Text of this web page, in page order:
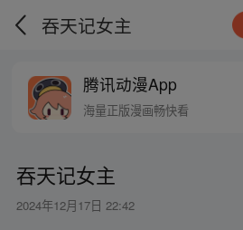
吞天记女主
腾讯动漫App
海量正版漫画畅快看
吞天记女主
2024年12月17日 22:42